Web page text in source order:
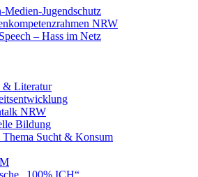
Medien-Jugendschutz
NRW
– Hass im Netz
& Literatur
NRW
Bildung
Sucht & Konsum
„100% ICH“